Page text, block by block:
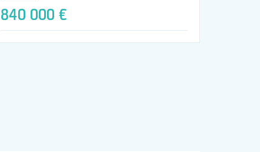
840 000 €